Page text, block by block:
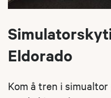
Eldorado
Kom å tren i